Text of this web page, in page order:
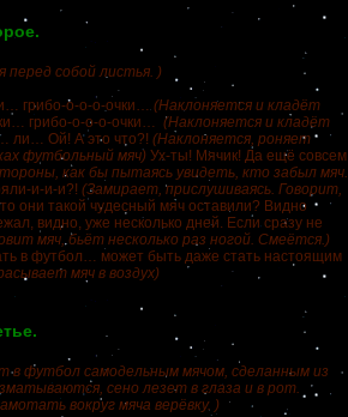
перед собой листья. )
грибо-о-о-о-очки…(Наклоняется и кладёт
грибо-о-о-о-очки… (Наклоняется и кладёт
ли… Ой! А это что?! (Наклоняется, роняет
футбольный мяч) Ух-ты! Мячик! Да ещё совсем
как бы пытаясь увидеть, кто забыл мяч.
и-и-и?! (Замирает, прислушиваясь. Говорит,
они такой чудесный мяч оставили? Видно
видно, уже несколько дней. Если сразу не
мяч, бьёт несколько раз ногой. Смеётся.)
в футбол… может быть даже стать настоящим
мяч в воздух)
в футбол самодельным мячом, сделанным из
сено лезет в глаза и в рот.
вокруг мяча верёвку. )